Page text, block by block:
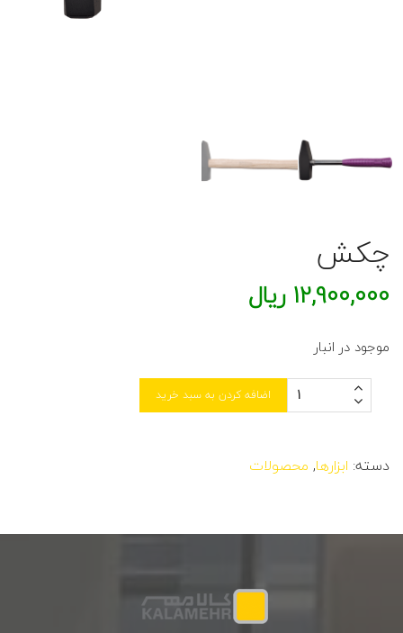
چکش
12,900,000 ریال
موجود در انبار
اضافه کردن به سبد خرید
دسته: ابزارها, محصولات